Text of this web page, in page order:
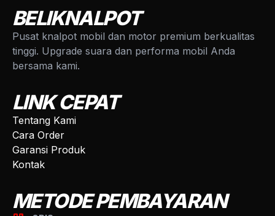
BELIKNALPOT
Pusat knalpot mobil dan motor premium berkualitas
tinggi. Upgrade suara dan performa mobil Anda
bersama kami.
LINK CEPAT
Tentang Kami
Cara Order
Garansi Produk
Kontak
METODE PEMBAYARAN